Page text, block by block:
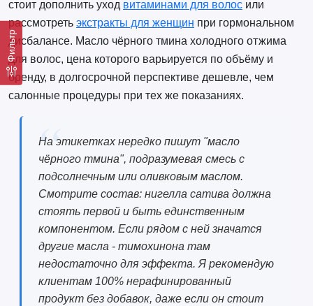
Фильтр
стоит дополнить уход витаминами для волосили
рассмотреть экстракты для женщин при гормональном
дисбалансе. Масло чёрного тмина холодного отжима
для волос, цена которого варьируется по объёму и
бренду, в долгосрочной перспективе дешевле, чем
салонные процедуры при тех же показаниях.
На этикетках нередко пишут "масло
чёрного тмина", подразумевая смесь с
подсолнечным или оливковым маслом.
Смотрите состав: нигелла сатива должна
стоять первой и быть единственным
компонентом. Если рядом с ней значатся
другие масла - тимохинона там
недостаточно для эффекта. Я рекомендую
клиентам 100% нерафинированный
продукт без добавок, даже если он стоит